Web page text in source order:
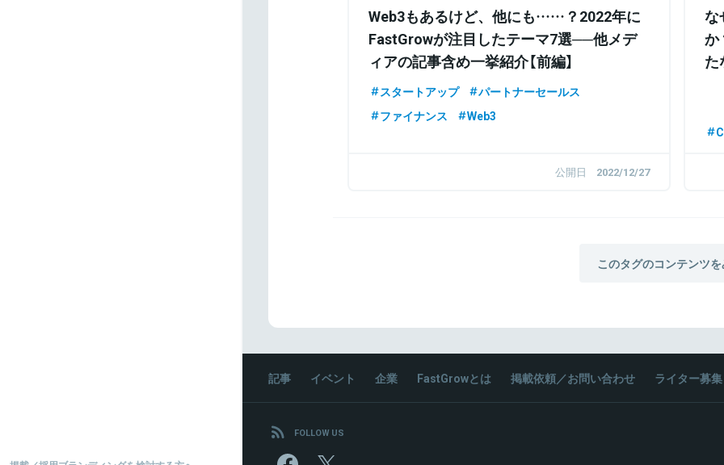
Web3もあるけど、他にも……？2022年に
FastGrowが注目したテーマ7選──他メデ
ィアの記事含め一挙紹介【前編】
スタートアップ
パートナーセールス
ファイナンス
Web3
公開日 2022/12/27
な
か
た
このタグのコンテンツ
記事 イベント 企業 FastGrowとは 掲載依頼／お問い合わせ ライター募集
FOLLOW US